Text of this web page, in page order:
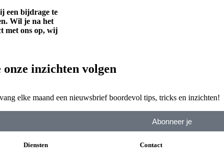
een bijdrage te
Wil je na het
met ons op, wij
inzichten volgen
elke maand een nieuwsbrief boordevol tips, tricks en inzichten!
Abonneer je
Diensten Contact